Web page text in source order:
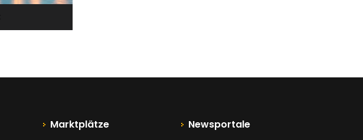
Marktplätze Newsportale